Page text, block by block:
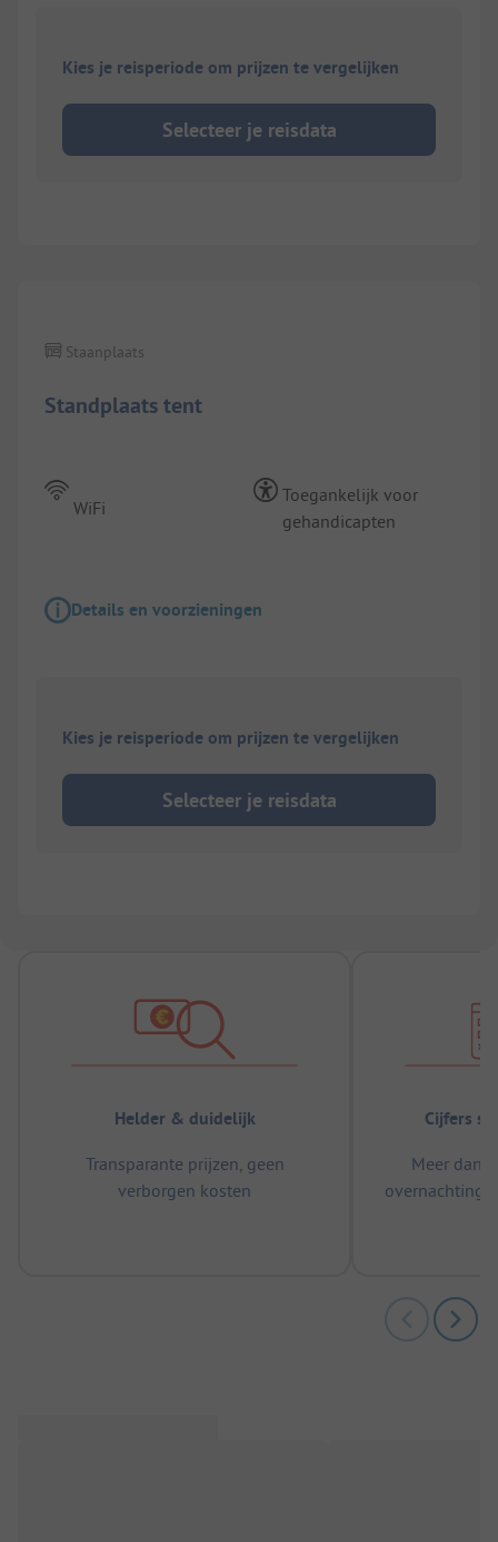
Kies je reisperiode om prijzen te vergelijken
Selecteer je reisdata
Standplaats tent
Staanplaats
WiFi
Toegankelijk voor
gehandicapten
Details en voorzieningen
Kies je reisperiode om prijzen te vergelijken
Selecteer je reisdata
Helder & duidelijk
Transparante prijzen, geen
verborgen kosten
Cijfers
Meer dan